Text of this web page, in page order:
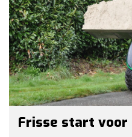
Frisse start voor